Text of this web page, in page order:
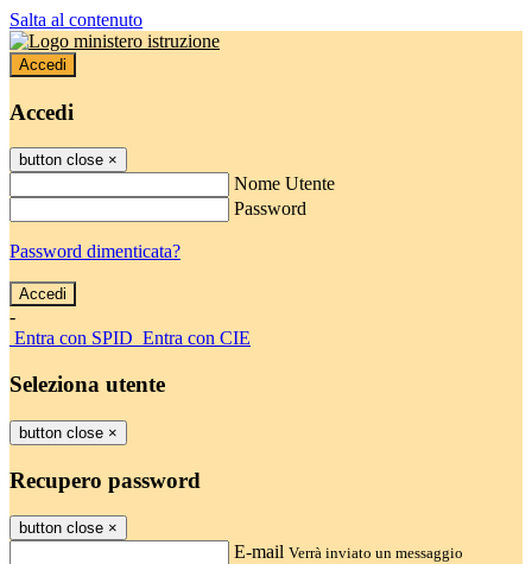
Salta al contenuto
Accedi
Accedi
button close ×
Nome Utente
Password
Password dimenticata?
-
Entra con SPID Entra con CIE
Seleziona utente
button close ×
Recupero password
button close ×
E-mail Verrà inviato un messaggio